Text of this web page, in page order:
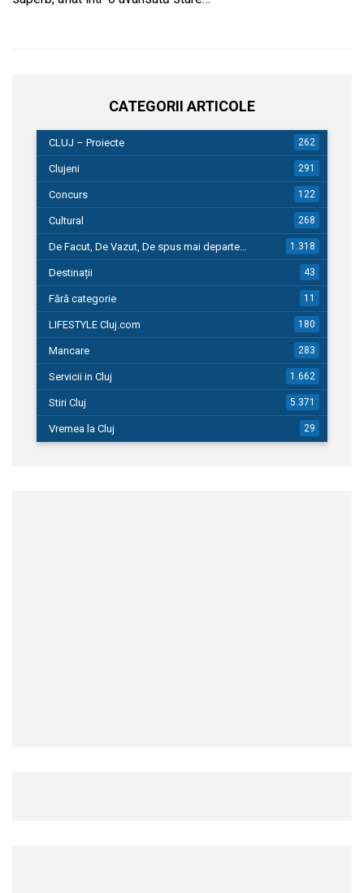
CATEGORII ARTICOLE
CLUJ – Proiecte 262
Clujeni 291
Concurs 122
Cultural 268
De Facut, De Vazut, De spus mai departe… 1.318
Destinații 43
Fără categorie 11
LIFESTYLE Cluj.com 180
Mancare 283
Servicii in Cluj 1.662
Stiri Cluj 5.371
Vremea la Cluj 29